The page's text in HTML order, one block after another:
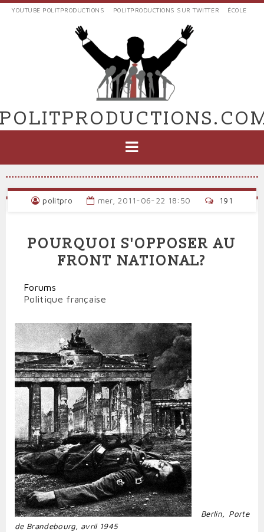
Aller
EXTERNES
POLIT'PRODUCTIONS
YOUTUBE POLITPRODUCTIONS POLITPRODUCTIONS SUR TWITTER ÉCOLE
PRINCIPALE
politpro mer, 2011-06-22 18:50 191
POURQUOI S'OPPOSER AU
FRONT NATIONAL?
Forums
Politique française
Berlin, Porte
de Brandebourg, avril 1945